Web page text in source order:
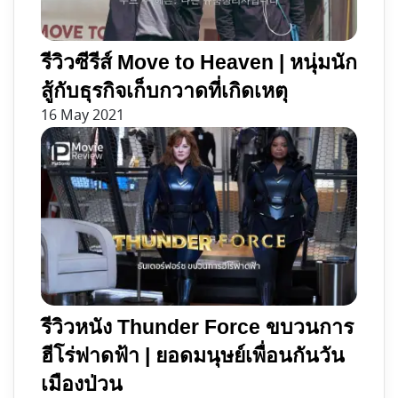
รีวิวซีรีส์ Move to Heaven | หนุ่มนัก
สู้กับธุรกิจเก็บกวาดที่เกิดเหตุ
16 May 2021
รีวิวหนัง Thunder Force ขบวนการ
ฮีโร่ฟาดฟ้า | ยอดมนุษย์เพื่อนกันวัน
เมืองป่วน